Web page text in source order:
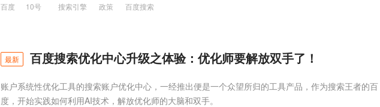
这听起来似乎是个不错的政策毕竟现在各种网站都这样折叠，例如某浪
百度 10号 搜索引擎 政策 百度搜索
最新 百度搜索优化中心升级之体验：优化师要解放双手了！
账户系统性优化工具的搜索账户优化中心，一经推出便是一个众望所归的工具产品，作为搜索王者的百
度，开始实践如何利用AI技术，解放优化师的大脑和双手。